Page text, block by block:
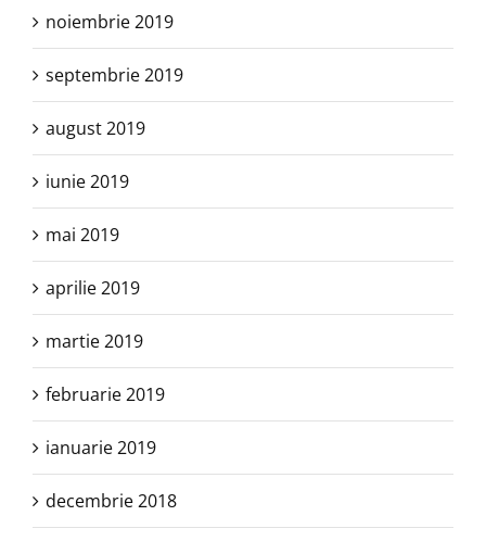
noiembrie 2019
septembrie 2019
august 2019
iunie 2019
mai 2019
aprilie 2019
martie 2019
februarie 2019
ianuarie 2019
decembrie 2018